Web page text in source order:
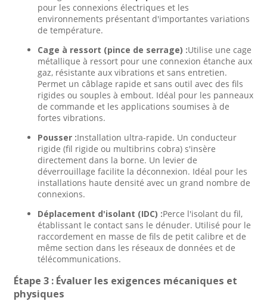
pour les connexions électriques et les
environnements présentant d'importantes variations
de température.
Cage à ressort (pince de serrage) :Utilise une cage
métallique à ressort pour une connexion étanche aux
gaz, résistante aux vibrations et sans entretien.
Permet un câblage rapide et sans outil avec des fils
rigides ou souples à embout. Idéal pour les panneaux
de commande et les applications soumises à de
fortes vibrations.
Pousser :Installation ultra-rapide. Un conducteur
rigide (fil rigide ou multibrins cobra) s'insère
directement dans la borne. Un levier de
déverrouillage facilite la déconnexion. Idéal pour les
installations haute densité avec un grand nombre de
connexions.
Déplacement d'isolant (IDC) :Perce l'isolant du fil,
établissant le contact sans le dénuder. Utilisé pour le
raccordement en masse de fils de petit calibre et de
même section dans les réseaux de données et de
télécommunications.
Étape 3 : Évaluer les exigences mécaniques et
physiques